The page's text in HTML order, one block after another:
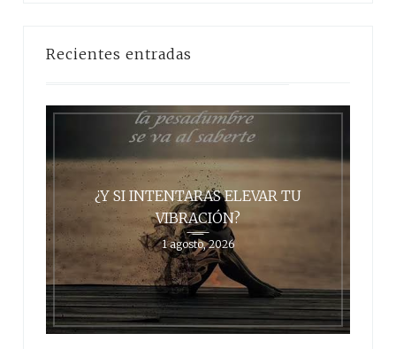
Recientes entradas
¿Y SI INTENTARAS ELEVAR TU
VIBRACIÓN?
1 agosto, 2026